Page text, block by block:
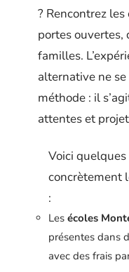
? Rencontrez
portes ouvertes,
familles.
alternative ne
méthode : il
attentes et
Voici
concrètement
:
Les écoles
présentes dans
avec des frais